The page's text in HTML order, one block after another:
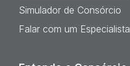
Simulador de Consórcio
Falar com um Especialista